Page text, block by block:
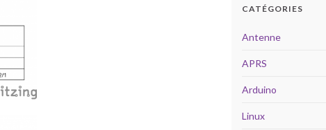
CATÉGORIES
Antenne
APRS
Arduino
Linux